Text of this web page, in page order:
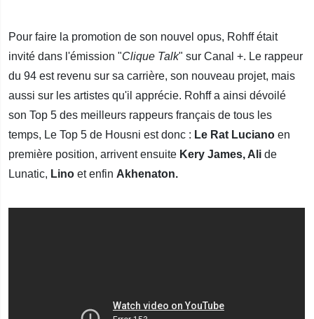
Pour faire la promotion de son nouvel opus, Rohff était
invité dans l'émission "Clique Talk" sur Canal +. Le rappeur
du 94 est revenu sur sa carrière, son nouveau projet, mais
aussi sur les artistes qu'il apprécie. Rohff a ainsi dévoilé
son Top 5 des meilleurs rappeurs français de tous les
temps, Le Top 5 de Housni est donc : Le Rat Luciano en
première position, arrivent ensuite Kery James, Ali de
Lunatic, Lino et enfin Akhenaton.